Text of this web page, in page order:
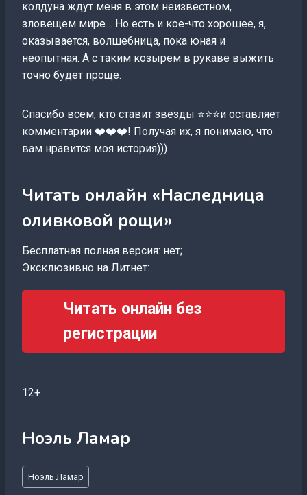
колдуна ждут меня в этом неизвестном,
зловещем мире… Но есть и кое-что хорошее, я,
оказывается, волшебница, пока юная и
неопытная. А с таким козырем в рукаве выжить
точно будет проще.
Спасибо всем, кто ставит звёзды ⭐⭐⭐и оставляет
комментарии ❤️❤️❤️! Получая их, я понимаю, что
вам нравится моя история)))
Читать онлайн «Наследница
оливковой рощи»
Бесплатная полная версия: нет;
Эксклюзивно на Литнет:
Читать онлайн без
регистрации
12+
Ноэль Ламар
Метки
записи:
Ноэль Ламар